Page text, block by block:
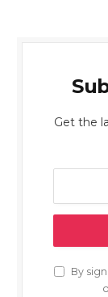
Get the
By